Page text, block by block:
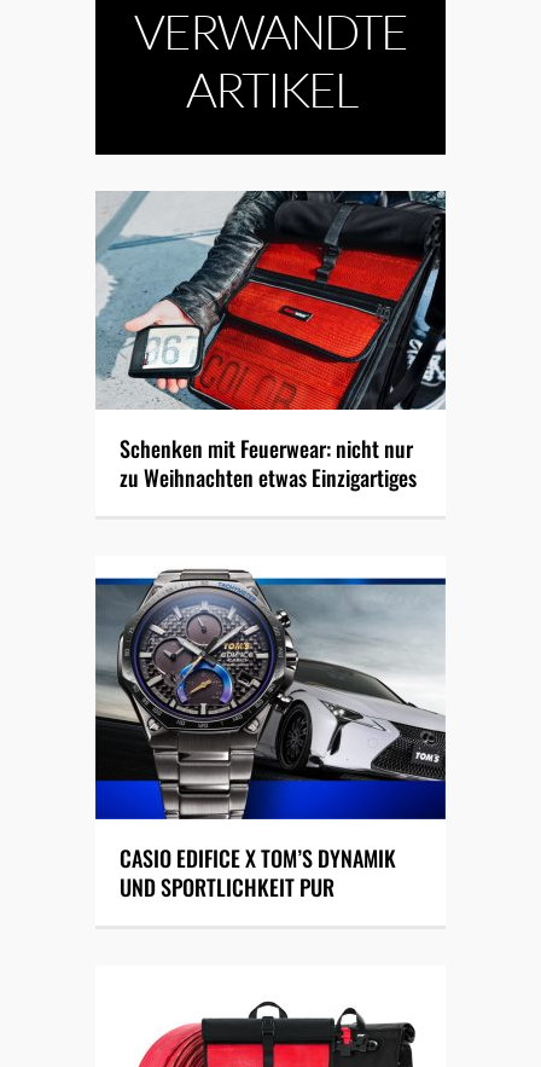
VERWANDTE
ARTIKEL
Schenken mit Feuerwear: nicht nur
zu Weihnachten etwas Einzigartiges
CASIO EDIFICE X TOM’S DYNAMIK
UND SPORTLICHKEIT PUR